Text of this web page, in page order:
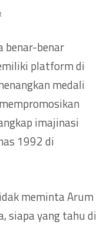
benar-benar
platform di
medali
imajinasi
1992 di
meminta Arum
siapa yang tahu di